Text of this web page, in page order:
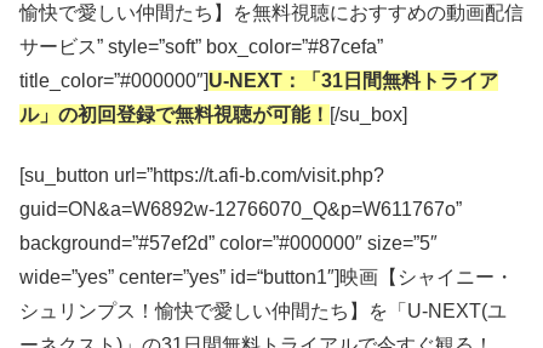
愉快で愛しい仲間たち】を無料視聴におすすめの動画配信
サービス” style=”soft” box_color=”#87cefa”
title_color=”#000000″]U-NEXT：「31日間無料トライア
ル」の初回登録で無料視聴が可能！ [/su_box]
[su_button url=”https://t.afi-b.com/visit.php?
guid=ON&a=W6892w-12766070_Q&p=W611767o”
background=”#57ef2d” color=”#000000″ size=”5″
wide=”yes” center=”yes” id=“button1″]映画【シャイニー・
シュリンプス！愉快で愛しい仲間たち】を「U-NEXT(ユ